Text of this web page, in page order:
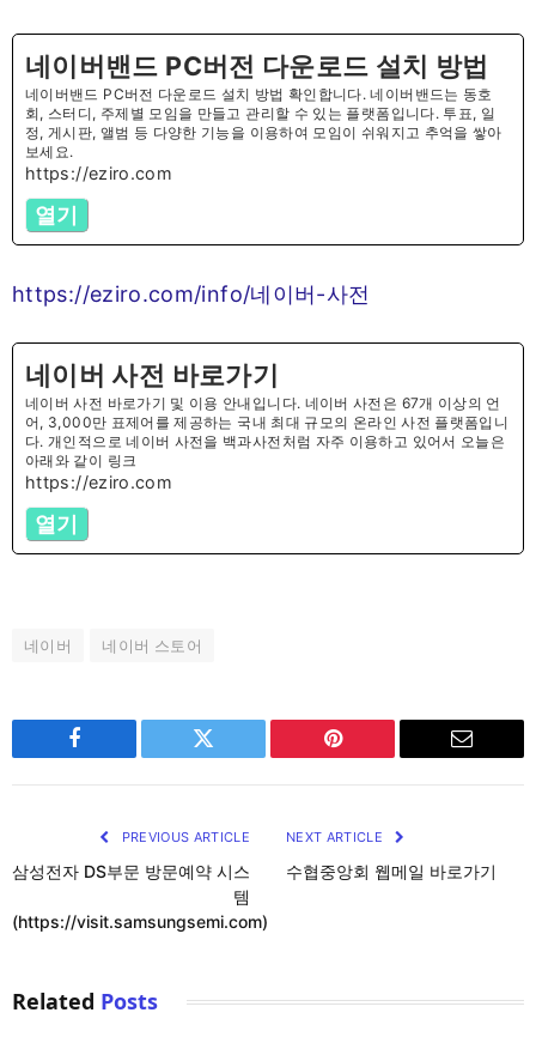
네이버밴드 PC버전 다운로드 설치 방법
네이버밴드 PC버전 다운로드 설치 방법 확인합니다. 네이버밴드는 동호
회, 스터디, 주제별 모임을 만들고 관리할 수 있는 플랫폼입니다. 투표, 일
정, 게시판, 앨범 등 다양한 기능을 이용하여 모임이 쉬워지고 추억을 쌓아
보세요.
https://eziro.com
열기
https://eziro.com/info/네이버-사전
네이버 사전 바로가기
네이버 사전 바로가기 및 이용 안내입니다. 네이버 사전은 67개 이상의 언
어, 3,000만 표제어를 제공하는 국내 최대 규모의 온라인 사전 플랫폼입니
다. 개인적으로 네이버 사전을 백과사전처럼 자주 이용하고 있어서 오늘은
아래와 같이 링크
https://eziro.com
열기
네이버 네이버 스토어
Facebook Twitter Pinterest Email
PREVIOUS ARTICLE
삼성전자 DS부문 방문예약 시스
템
(https://visit.samsungsemi.com)
NEXT ARTICLE
수협중앙회 웹메일 바로가기
Related Posts